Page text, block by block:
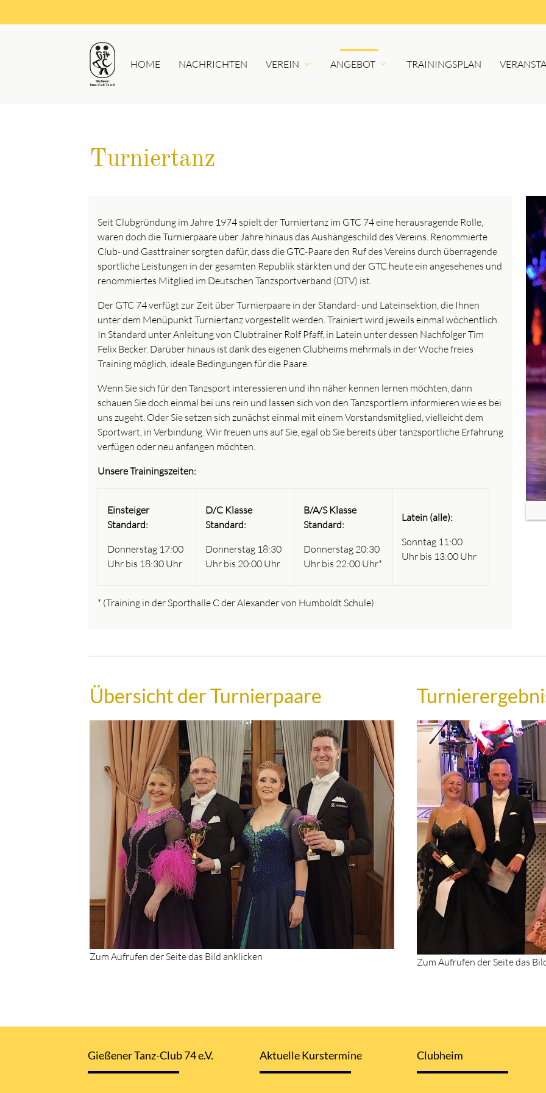
HOME NACHRICHTEN VEREIN ANGEBOT TRAININGSPLAN
Turniertanz
Seit Clubgründung im Jahre 1974 spielt der Turniertanz im GTC 74 eine herausragende Rolle,
waren doch die Turnierpaare über Jahre hinaus das Aushängeschild des Vereins. Renommierte
Club- und Gasttrainer sorgten dafür, dass die GTC-Paare den Ruf des Vereins durch überragende
sportliche Leistungen in der gesamten Republik stärkten und der GTC heute ein angesehenes und
renommiertes Mitglied im Deutschen Tanzsportverband (DTV) ist.
Der GTC 74 verfügt zur Zeit über Turnierpaare in der Standard- und Lateinsektion, die Ihnen
unter dem Menüpunkt Turniertanz vorgestellt werden. Trainiert wird jeweils einmal wöchentlich.
In Standard unter Anleitung von Clubtrainer Rolf Pfaff, in Latein unter dessen Nachfolger Tim
Felix Becker. Darüber hinaus ist dank des eigenen Clubheims mehrmals in der Woche freies
Training möglich, ideale Bedingungen für die Paare.
Wenn Sie sich für den Tanzsport interessieren und ihn näher kennen lernen möchten, dann
schauen Sie doch einmal bei uns rein und lassen sich von den Tanzsportlern informieren wie es bei
uns zugeht. Oder Sie setzen sich zunächst einmal mit einem Vorstandsmitglied, vielleicht dem
Sportwart, in Verbindung. Wir freuen uns auf Sie, egal ob Sie bereits über tanzsportliche Erfahrung
verfügen oder neu anfangen möchten.
Unsere Trainingszeiten:
Einsteiger
Standard:
Donnerstag 17:00
Uhr bis 18:30 Uhr
D/C Klasse
Standard:
Donnerstag 18:30
Uhr bis 20:00 Uhr
B/A/S Klasse
Standard:
Donnerstag 20:30
Uhr bis 22:00 Uhr*
Latein (alle):
Sonntag 11:00
Uhr bis 13:00 Uhr
* (Training in der Sporthalle C der Alexander von Humboldt Schule)
Übersicht der Turnierpaare
Zum Aufrufen der Seite das Bild anklicken Zum Aufrufen der Seite das
Gießener Tanz-Club 74 e.V. Aktuelle Kurstermine Clubheim